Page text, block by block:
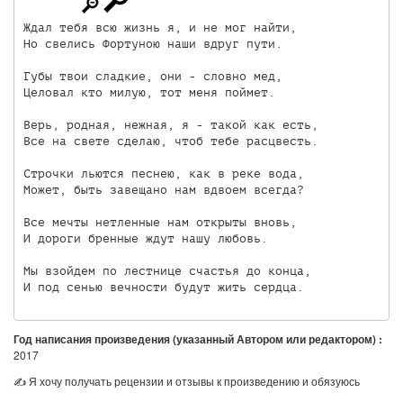
Ждал тебя всю жизнь я, и не мог найти,
Но свелись Фортуною наши вдруг пути.
Губы твои сладкие, они - словно мед,
Целовал кто милую, тот меня поймет.
Верь, родная, нежная, я - такой как есть,
Все на свете сделаю, чтоб тебе расцвесть.
Строчки льются песнею, как в реке вода,
Может, быть завещано нам вдвоем всегда?
Все мечты нетленные нам открыты вновь,
И дороги бренные ждут нашу любовь.
Мы взойдем по лестнице счастья до конца,
И под сенью вечности будут жить сердца.
Год написания произведения (указанный Автором или редактором) :
2017
✍ Я хочу получать рецензии и отзывы к произведению и обязуюсь